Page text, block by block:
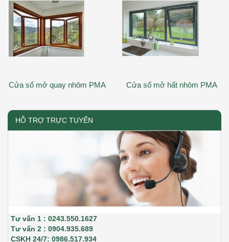
Cửa sổ mở quay nhôm PMA Cửa sổ mở hất nhôm PMA
HỖ TRỢ TRỰC TUYẾN
Tư vấn 1 : 0243.550.1627
Tư vấn 2 : 0904.935.689
CSKH 24/7: 0986.517.934